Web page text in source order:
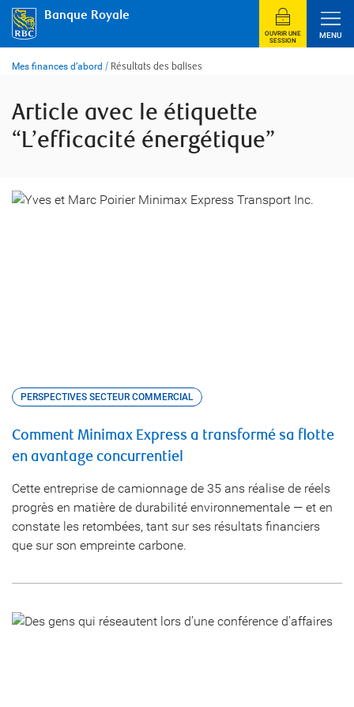
content
Banque Royale
OUVRIR UNE
SESSION
MENU
Mes finances d’abord / Résultats des balises
Article avec le étiquette
“L’efficacité énergétique”
PERSPECTIVES SECTEUR COMMERCIAL
Comment Minimax Express a transformé sa flotte
en avantage concurrentiel
Cette entreprise de camionnage de 35 ans réalise de réels
progrès en matière de durabilité environnementale — et en
constate les retombées, tant sur ses résultats financiers
que sur son empreinte carbone.